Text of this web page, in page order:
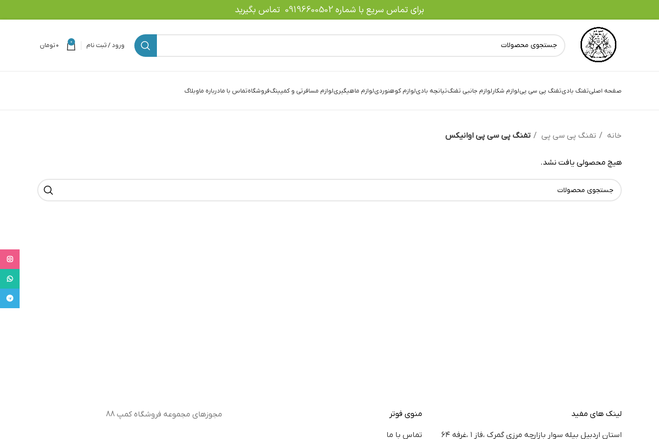
برای تماس سریع با شماره09196600502 تماس بگیرید
ورود / ثبت نام 0 ۰تومان
صفحه اصلیتفنگ بادیتفنگ پی سی پیلوازم شکارلوازم جانبی تفنگتپانچه بادیلوازم کوهنوردیلوازم ماهیگیریلوازم مسافرتی و کمپینگفروشگاهتماس با مادرباره ماوبلاگ
خانه تفنگ پی سی پی تفنگ پی سی پی اوانیکس
هیچ محصولی یافت نشد.
لینک های مفید
استان اردبيل بيله سوار بازارچه مرزي گمرك ،فاز ١ ،غرفه ٦٤
منوی فوتر
تماس با ما
مجوزهای مجموعه فروشگاه کمپ 88